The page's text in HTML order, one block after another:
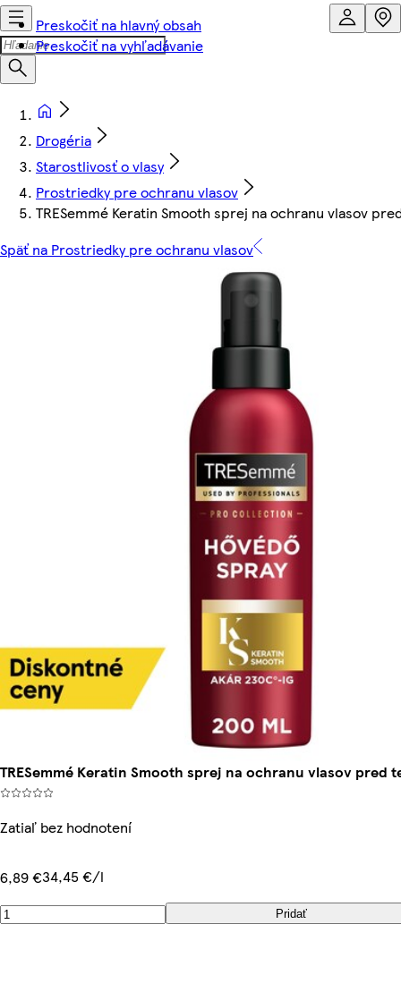
Preskočiť na hlavný obsah
Preskočiť na vyhľadávanie
Drogéria
Starostlivosť o vlasy
Prostriedky pre ochranu vlasov
TRESemmé Keratin Smooth sprej na ochranu vlasov
Späť na Prostriedky pre ochranu vlasov
TRESemmé Keratin Smooth sprej na ochranu vlasov pred
Zatiaľ bez hodnotení
6,89 €34,45 €/l
Pridať